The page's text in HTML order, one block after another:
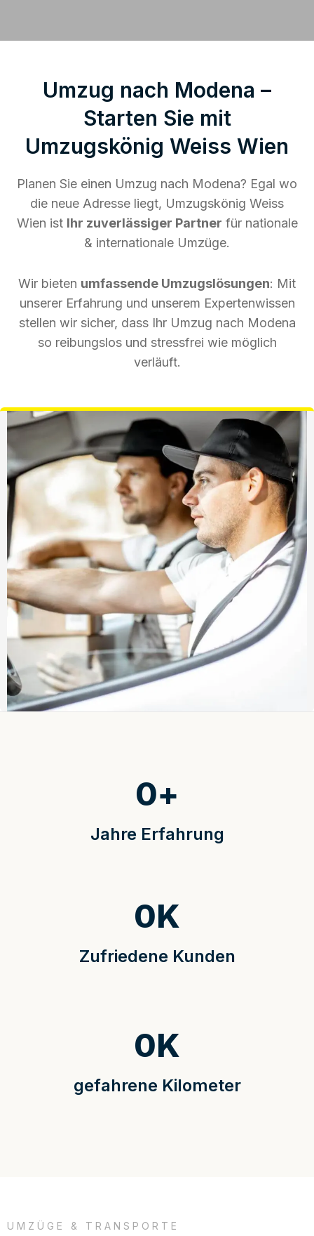
Umzug nach Modena –
Starten Sie mit
Umzugskönig Weiss Wien
Planen Sie einen Umzug nach Modena? Egal wo
die neue Adresse liegt, Umzugskönig Weiss
Wien ist Ihr zuverlässiger Partner für nationale
& internationale Umzüge.
Wir bieten umfassende Umzugslösungen: Mit
unserer Erfahrung und unserem Expertenwissen
stellen wir sicher, dass Ihr Umzug nach Modena
so reibungslos und stressfrei wie möglich
verläuft.
Jahre Erfahrung
0+
Zufriedene Kunden
0K
gefahrene Kilometer
0K
UMZÜGE & TRANSPORTE